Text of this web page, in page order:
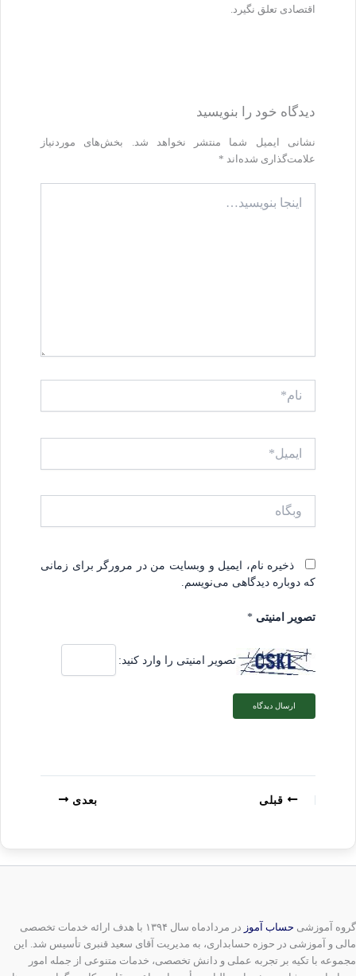
اقتصادی تعلق نگیرد.
دیدگاه‌ خود را بنویسید
نشانی ایمیل شما منتشر نخواهد شد.
بخش‌های موردنیاز
علامت‌گذاری شده‌اند *
بنویسید…
ذخیره نام، ایمیل و وبسایت من در مرورگر برای زمانی
که دوباره دیدگاهی می‌نویسم.
تصویر امنیتی *
تصویر امنیتی را وارد کنید:
قبلی بعدی
گروه آموزشی حساب آموز
در مردادماه سال ۱۳۹۴ با هدف ارائه خدمات تخصصی
مالی و آموزشی در حوزه حسابداری، به مدیریت آقای سعید قنبری تأسیس شد. این
مجموعه با تکیه بر تجربه عملی و دانش تخصصی، خدمات متنوعی از جمله امور